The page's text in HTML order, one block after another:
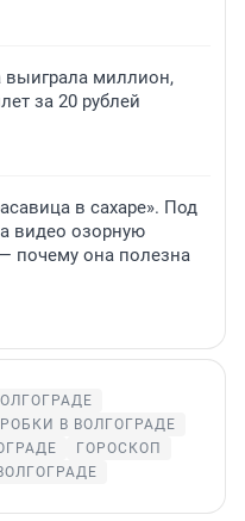
выиграла миллион,
за 20 рублей
в сахаре». Под
видео озорную
почему она полезна
В ВОЛГОГРАДЕ
ГОРОСКОП